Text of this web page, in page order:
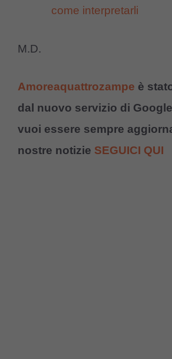
come interpretarli
M.D.
Amoreaquattrozampe è
dal nuovo servizio di
vuoi essere sempre
nostre notizie SEGUICI QUI